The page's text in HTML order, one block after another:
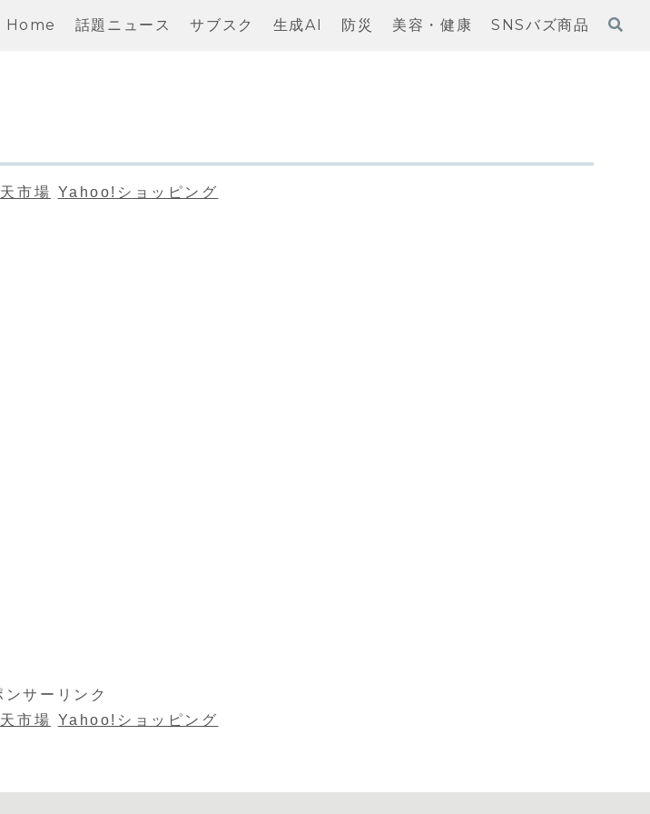
Home 話題ニュース サブスク 生成AI 防災 美容・健康 SNSバズ商品
市場 Yahoo!ショッピング
ンサーリンク
市場 Yahoo!ショッピング